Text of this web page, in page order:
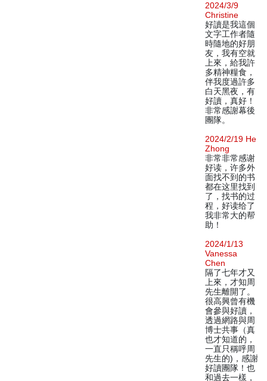
2024/3/9
Christine
好讀是我這個
文字工作者隨
時隨地的好朋
友，我有空就
上來，給我許
多精神糧食，
伴我度過許多
白天黑夜，有
好讀，真好！
非常感謝幕後
團隊。
2024/2/19 He
Zhong
非常非常感谢
好读，许多外
面找不到的书
都在这里找到
了，找书的过
程，好读给了
我非常大的帮
助！
2024/1/13
Vanessa
Chen
隔了七年才又
上來，才知周
先生離開了。
很高興曾有機
會參與好讀，
透過網路與周
博士共事（真
也才知道的，
一直只稱呼周
先生的)，感謝
好讀團隊！也
和過去一樣，